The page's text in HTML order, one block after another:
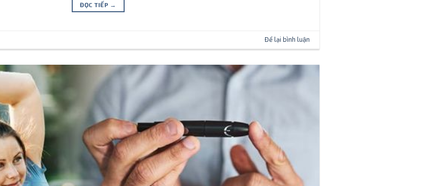
ĐỌC TIẾP →
Để lại bình luận